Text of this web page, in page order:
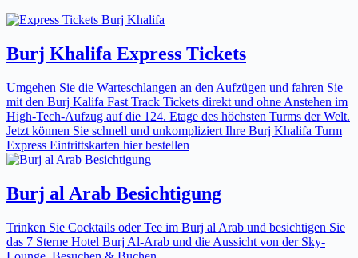
Burj Khalifa Express Tickets
Umgehen Sie die Warteschlangen an den Aufzügen und fahren Sie
mit den Burj Kalifa Fast Track Tickets direkt und ohne Anstehen im
High-Tech-Aufzug auf die 124. Etage des höchsten Turms der Welt.
Jetzt können Sie schnell und unkompliziert Ihre Burj Khalifa Turm
Express Eintrittskarten hier bestellen
Burj al Arab Besichtigung
Trinken Sie Cocktails oder Tee im Burj al Arab und besichtigen Sie
das 7 Sterne Hotel Burj Al-Arab und die Aussicht von der Sky-